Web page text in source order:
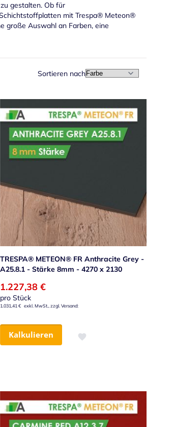
gestalten. Ob für
mit Trespa® Meteon®
große Auswahl an Farben, eine
Sortieren nach
TRESPA® METEON® FR Anthracite Grey -
A25.8.1 - Stärke 8mm - 4270 x 2130
1.227,38 €
pro Stück
1.031,41 €
Kalkulieren
Zur Wunschliste hinzufügen